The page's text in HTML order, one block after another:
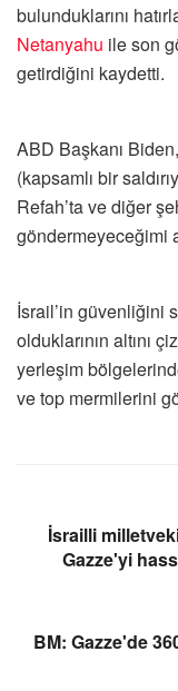
bulunduklarını
Netanyahu ile son
getirdiğini kaydetti.
ABD Başkanı
(kapsamlı bir
Refah’ta ve diğer
göndermeyeceğimi
İsrail’in güvenliğini
olduklarının altını
yerleşim
ve top mermilerini
İsrailli
Gazze'yi
BM: Gazze'de